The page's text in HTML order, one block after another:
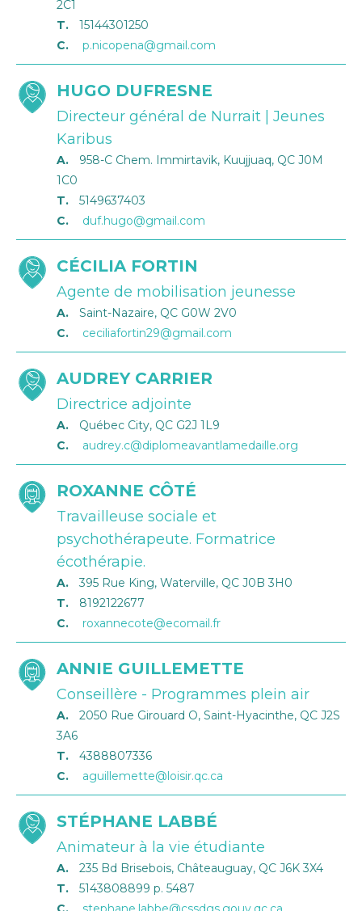
2C1
T.
15144301250
C.
p.nicopena@gmail.com
HUGO DUFRESNE
Directeur général de Nurrait | Jeunes
Karibus
A.
958-C Chem. Immirtavik, Kuujjuaq, QC J0M
1C0
T.
5149637403
C.
duf.hugo@gmail.com
CÉCILIA FORTIN
Agente de mobilisation jeunesse
A.
Saint-Nazaire, QC G0W 2V0
C.
ceciliafortin29@gmail.com
AUDREY CARRIER
Directrice adjointe
A.
Québec City, QC G2J 1L9
C.
audrey.c@diplomeavantlamedaille.org
ROXANNE CÔTÉ
Travailleuse sociale et
psychothérapeute. Formatrice
écothérapie.
A.
395 Rue King, Waterville, QC J0B 3H0
T.
8192122677
C.
roxannecote@ecomail.fr
ANNIE GUILLEMETTE
Conseillère - Programmes plein air
A.
2050 Rue Girouard O, Saint-Hyacinthe, QC J2S
3A6
T.
4388807336
C.
aguillemette@loisir.qc.ca
STÉPHANE LABBÉ
Animateur à la vie étudiante
A.
235 Bd Brisebois, Châteauguay, QC J6K 3X4
T.
5143808899 p. 5487